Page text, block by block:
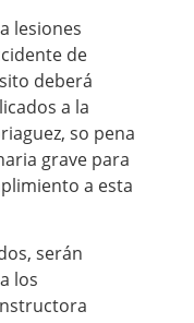
lesiones
de
deberá
a la
so pena
grave para
a esta
serán
los